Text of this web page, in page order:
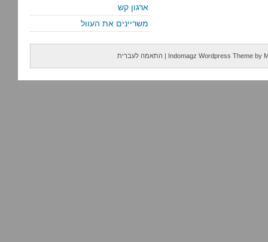
ארגון קש
משריינים את העוול
Indomagz Wordpress Theme by
| התאמה לעברית